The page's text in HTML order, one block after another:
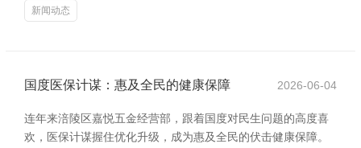
新闻动态
国度医保计谋：惠及全民的健康保障 2026-06-04
连年来涪陵区嘉悦五金经营部，跟着国度对民生问题的高度喜
欢，医保计谋握住优化升级，成为惠及全民的伏击健康保障。